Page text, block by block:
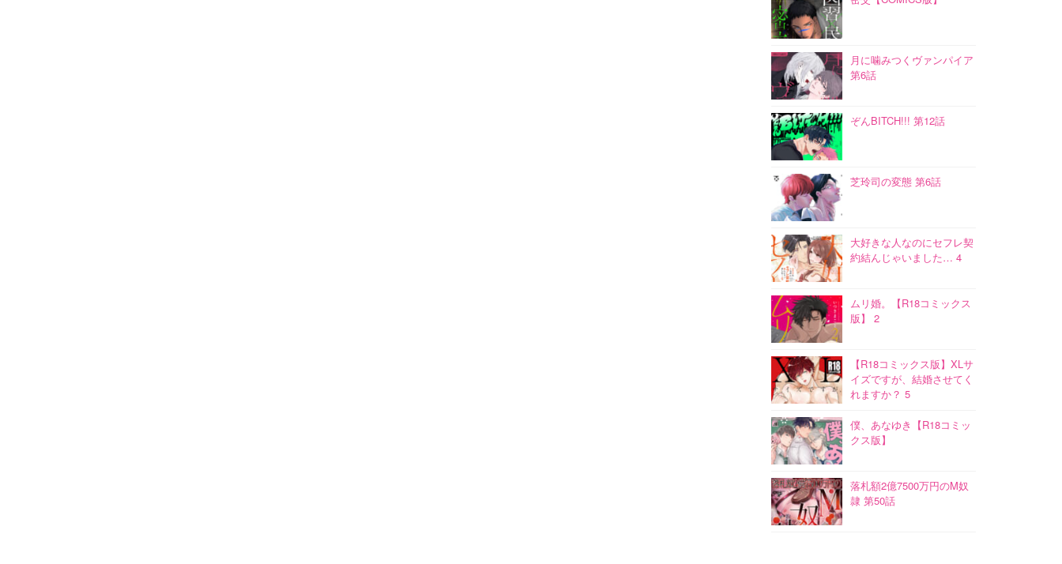
月に噛みつくヴァンパイア
第6話
ぞんBITCH!!! 第12話
芝玲司の変態 第6話
大好きな人なのにセフレ契
約結んじゃいました… 4
ムリ婚。【R18コミックス
版】 2
【R18コミックス版】XLサ
イズですが、結婚させてく
れますか？ 5
僕、あなゆき【R18コミッ
クス版】
落札額2億7500万円のM奴
隷 第50話